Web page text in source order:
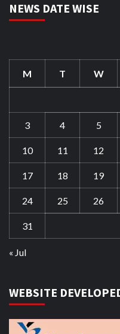
NEWS DATE WISE
M T W
3 4 5
10 11 12
17 18 19
24 25 26
31
« Jul
WEBSITE